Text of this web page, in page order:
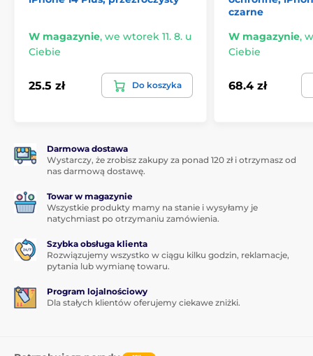
Produkt jest kompatybilny z technologią
bezprzewodowego ładowania MagSafe.
W magazynie, we wtorek 11. 8. u
Ciebie
25.5 zł Do koszyka
czarne
W magazynie,
Ciebie
68.4 zł
Darmowa dostawa
Wystarczy, że zrobisz zakupy za ponad 120 zł i otrzymasz od
nas darmową dostawę.
Towar w magazynie
Wszystkie produkty mamy na stanie i wysyłamy je
natychmiast po otrzymaniu zamówienia.
Szybka obsługa klienta
Rozwiązujemy wszystko w ciągu kilku godzin, reklamacje,
pytania lub wymianę towaru.
Program lojalnościowy
Dla stałych klientów oferujemy ciekawe zniżki.